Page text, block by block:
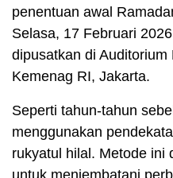
penentuan awal
Selasa, 17 Februari
dipusatkan di
Kemenag RI, Jakarta.
Seperti tahun-tahun
menggunakan
rukyatul hilal. Metode ini